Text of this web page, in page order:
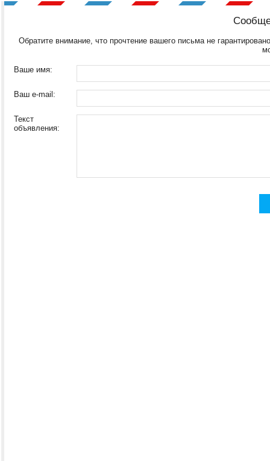
Обратите внимание, что прочтение вашего письма не
Ваше имя:
Ваш e-mail:
Текст
объявления: